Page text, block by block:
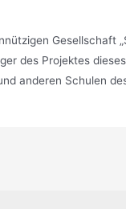
Gesellschaft
des Projektes
anderen Schulen